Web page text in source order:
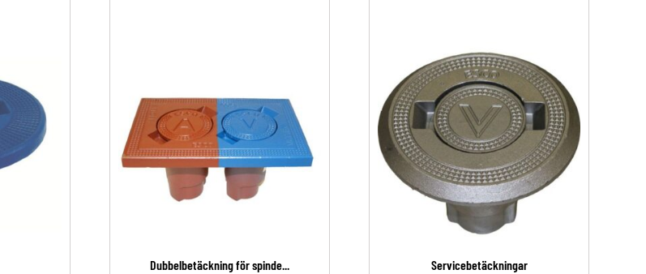
Dubbelbetäckning för spinde... Servicebetäckningar